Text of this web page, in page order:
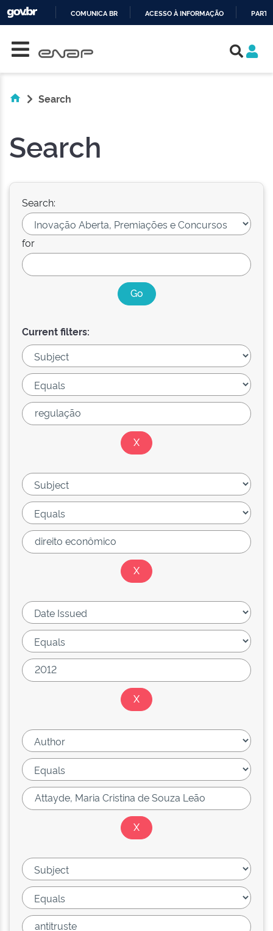
COMUNICA BR ACESSO À INFORMAÇÃO
Search
Search
Search:
for
Current filters: